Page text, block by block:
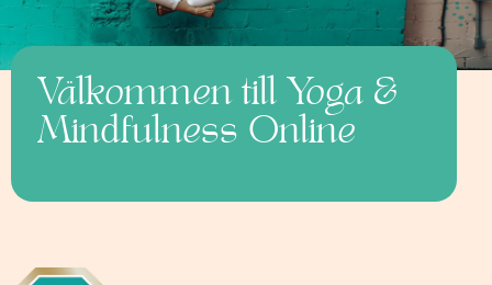
Välkommen till Yoga &
Mindfulness Online